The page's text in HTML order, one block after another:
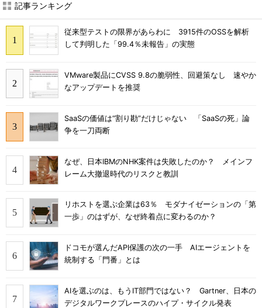
記事ランキング
従来型テストの限界があらわに 3915件のOSSを解析
して判明した「99.4％未報告」の実態
VMware製品にCVSS 9.8の脆弱性、回避策なし 速やか
なアップデートを推奨
SaaSの価値は“割り勘”だけじゃない 「SaaSの死」論
争を一刀両断
なぜ、日本IBMのNHK案件は失敗したのか？ メインフ
レーム大撤退時代のリスクと教訓
リホストを選ぶ企業は63％ モダナイゼーションの「第
一歩」のはずが、なぜ終着点に変わるのか？
ドコモが選んだAPI保護の次の一手 AIエージェントを
統制する「門番」とは
AIを選ぶのは、もうIT部門ではない？ Gartner、日本の
デジタルワークプレースのハイプ・サイクル発表